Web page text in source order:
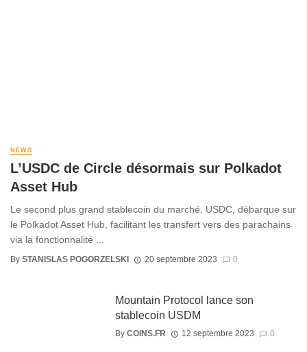
NEWS
L’USDC de Circle désormais sur Polkadot
Asset Hub
Le second plus grand stablecoin du marché, USDC, débarque sur
le Polkadot Asset Hub, facilitant les transfert vers des parachains
via la fonctionnalité ...
By STANISLAS POGORZELSKI 20 septembre 2023 0
Mountain Protocol lance son
stablecoin USDM
By COINS.FR 12 septembre 2023 0